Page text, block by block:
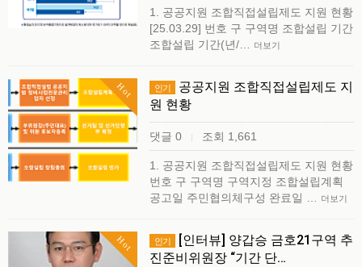
1. 공공지원 조합직접설립제도 지원 현황
[25.03.29] 번호 구 구역명 조합설립 기간
조합설립 기간(년/… 더보기
Hot 인기
공공지원 조합직접설립제도 지
원 현황
댓글 0 조회 1,661
1. 공공지원 조합직접설립제도 지원 현황
번호 구 구역명 구역지정 조합설립계획
공고일 주민협의체구성 완료일 … 더보기
Hot 인기
[인터뷰] 양갑승 금호21구역 추
진준비위원장 “기간 단…